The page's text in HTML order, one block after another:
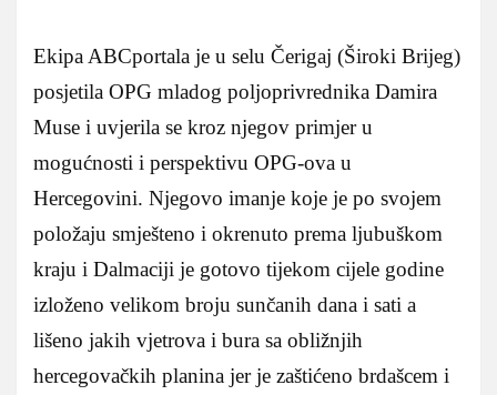
Ekipa ABCportala je u selu Čerigaj (Široki Brijeg)
posjetila OPG mladog poljoprivrednika Damira
Muse i uvjerila se kroz njegov primjer u
mogućnosti i perspektivu OPG-ova u
Hercegovini. Njegovo imanje koje je po svojem
položaju smješteno i okrenuto prema ljubuškom
kraju i Dalmaciji je gotovo tijekom cijele godine
izloženo velikom broju sunčanih dana i sati a
lišeno jakih vjetrova i bura sa obližnjih
hercegovačkih planina jer je zaštićeno brdašcem i